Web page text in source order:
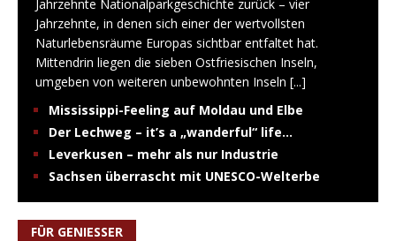
Jahrzehnte Nationalparkgeschichte zurück – vier
Jahrzehnte, in denen sich einer der wertvollsten
Naturlebensräume Europas sichtbar entfaltet hat.
Mittendrin liegen die sieben Ostfriesischen Inseln,
umgeben von weiteren unbewohnten Inseln [...]
Mississippi-Feeling auf Moldau und Elbe
Der Lechweg – it’s a „wanderful“ life…
Leverkusen – mehr als nur Industrie
Sachsen überrascht mit UNESCO-Welterbe
FÜR GENIESSER